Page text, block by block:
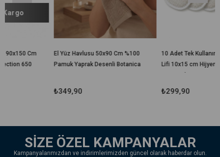
El Yüz Havlusu 50x90 Cm %100
Pamuk Yaprak Desenli Botanica
10 Adet Tek Kullanımlık Banyo
Lifi 10x15 cm Hijyenik El
SİZE ÖZEL KAMPANYALAR
Kampanyalarımızdan ve indirimlerimizden güncel olarak haberdar olun.